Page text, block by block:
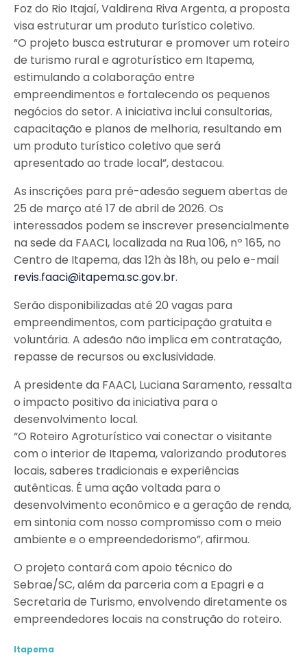
Foz do Rio Itajaí, Valdirena Riva Argenta, a proposta
visa estruturar um produto turístico coletivo.
“O projeto busca estruturar e promover um roteiro
de turismo rural e agroturístico em Itapema,
estimulando a colaboração entre
empreendimentos e fortalecendo os pequenos
negócios do setor. A iniciativa inclui consultorias,
capacitação e planos de melhoria, resultando em
um produto turístico coletivo que será
apresentado ao trade local”, destacou.
As inscrições para pré-adesão seguem abertas de
25 de março até 17 de abril de 2026. Os
interessados podem se inscrever presencialmente
na sede da FAACI, localizada na Rua 106, nº 165, no
Centro de Itapema, das 12h às 18h, ou pelo e-mail
revis.faaci@itapema.sc.gov.br.
Serão disponibilizadas até 20 vagas para
empreendimentos, com participação gratuita e
voluntária. A adesão não implica em contratação,
repasse de recursos ou exclusividade.
A presidente da FAACI, Luciana Saramento, ressalta
o impacto positivo da iniciativa para o
desenvolvimento local.
“O Roteiro Agroturístico vai conectar o visitante
com o interior de Itapema, valorizando produtores
locais, saberes tradicionais e experiências
autênticas. É uma ação voltada para o
desenvolvimento econômico e a geração de renda,
em sintonia com nosso compromisso com o meio
ambiente e o empreendedorismo”, afirmou.
O projeto contará com apoio técnico do
Sebrae/SC, além da parceria com a Epagri e a
Secretaria de Turismo, envolvendo diretamente os
empreendedores locais na construção do roteiro.
Itapema